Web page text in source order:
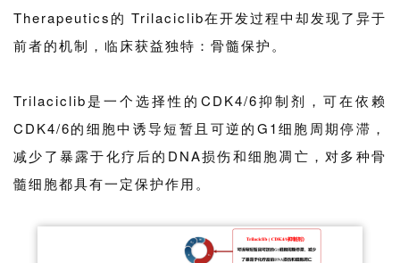
Therapeutics的 Trilaciclib在开发过程中却发现了异于
前者的机制，临床获益独特：骨髓保护。
Trilaciclib是一个选择性的CDK4/6抑制剂，可在依赖
CDK4/6的细胞中诱导短暂且可逆的G1细胞周期停滞，
减少了暴露于化疗后的DNA损伤和细胞凋亡，对多种骨
髓细胞都具有一定保护作用。